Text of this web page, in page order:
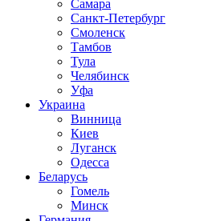
Самара
Санкт-Петербург
Смоленск
Тамбов
Тула
Челябинск
Уфа
Украина
Винница
Киев
Луганск
Одесса
Беларусь
Гомель
Минск